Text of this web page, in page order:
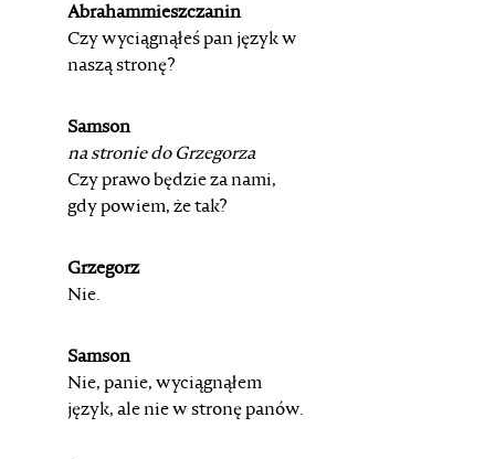
Abrahammieszczanin
Czy wyciągnąłeś pan język w
naszą stronę?
Samson
na stronie do Grzegorza
Czy prawo będzie za nami,
gdy powiem, że tak?
Grzegorz
Nie.
Samson
Nie, panie, wyciągnąłem
język, ale nie w stronę panów.